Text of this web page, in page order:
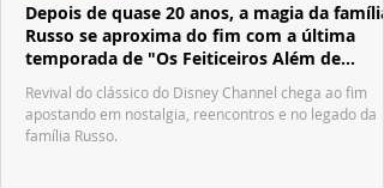
Depois de quase 20 anos, a magia da família
Russo se aproxima do fim com a última
temporada de "Os Feiticeiros Além de
Waverly Place"
Revival do clássico do Disney Channel chega ao fim
apostando em nostalgia, reencontros e no legado da
família Russo.